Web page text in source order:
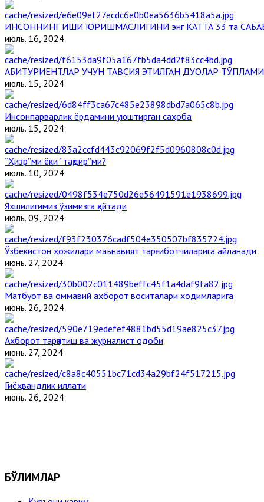
ИНСОННИНГ ИШИ ЮРИШМАСЛИГИНИ энг КАТТА 33 та
июль. 16, 2024
АБИТУРИЕНТЛАР УЧУН ТАВСИЯ ЭТИЛГАН ДУОЛАР ТЎПЛАМИ
июль. 15, 2024
Инсонпарварлик ёрдамини уюштирган саҳоба
июль. 15, 2024
“Ҳизр”ми ёки “тақдир”ми?
июль. 10, 2024
Яхшилигимиз ўзимизга қайтади
июль. 09, 2024
Ўзбекистон ҳожилари маънавият тарғиботчиларига айланади
июнь. 27, 2024
Матбуот ва оммавий ахборот воситалари ходимларига
июнь. 26, 2024
Ахборот тарқатиш ва журналист одоби
июнь. 27, 2024
Гиёҳвандлик иллати
июнь. 26, 2024
БЎЛИМЛАР